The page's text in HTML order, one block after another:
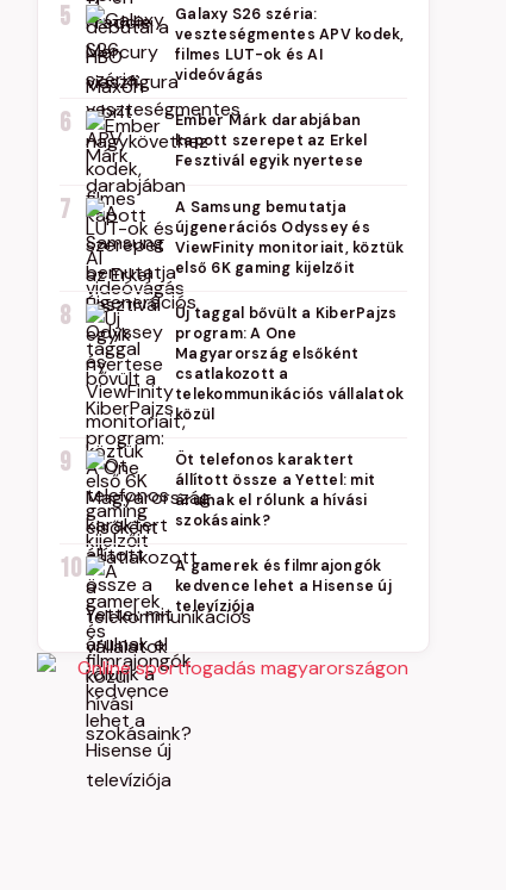
5
Galaxy S26 széria:
veszteségmentes APV kodek,
filmes LUT-ok és AI
videóvágás
6
Ember Márk darabjában
kapott szerepet az Erkel
Fesztivál egyik nyertese
7
A Samsung bemutatja
újgenerációs Odyssey és
ViewFinity monitoriait, köztük
első 6K gaming kijelzőit
8
Új taggal bővült a KiberPajzs
program: A One
Magyarország elsőként
csatlakozott a
telekommunikációs vállalatok
közül
9
Öt telefonos karaktert
állított össze a Yettel: mit
árulnak el rólunk a hívási
szokásaink?
10
A gamerek és filmrajongók
kedvence lehet a Hisense új
televíziója